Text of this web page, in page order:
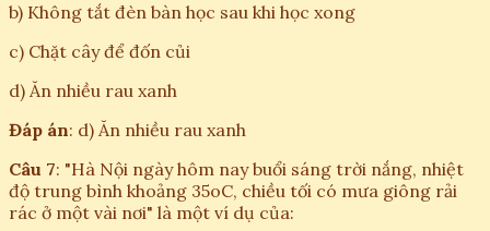
b) Không tắt đèn bàn học sau khi học xong
c) Chặt cây để đốn củi
d) Ăn nhiều rau xanh
Đáp án: d) Ăn nhiều rau xanh
Câu 7: "Hà Nội ngày hôm nay buổi sáng trời nắng, nhiệt
độ trung bình khoảng 35oC, chiều tối có mưa giông rải
rác ở một vài nơi" là một ví dụ của: